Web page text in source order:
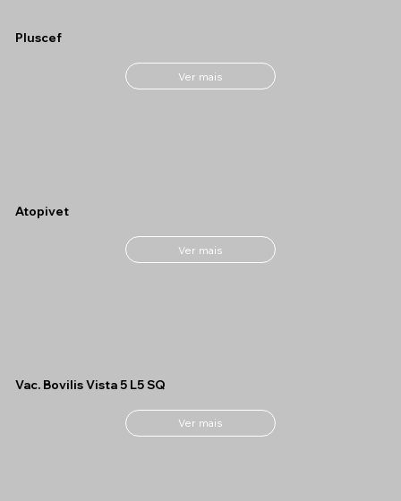
Pluscef
Ver mais
Atopivet
Ver mais
Vac. Bovilis Vista 5 L5 SQ
Ver mais